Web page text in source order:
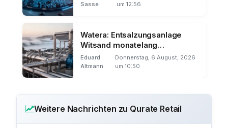
Sasse
um 12:56
Watera: Entsalzungsanlage
Witsand monatelang
stillgestanden
Eduard
Altmann
Donnerstag, 6 August, 2026
um 10:50
Weitere Nachrichten zu Qurate Retail